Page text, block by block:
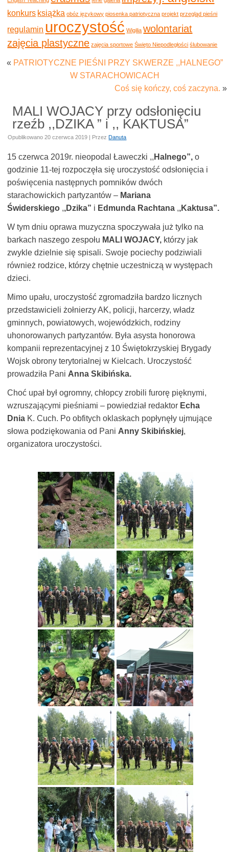
konkurs książka obóz językowy piosenka patriotyczna projekt przegląd pieśni
regulamin uroczystość Wigilia wolontariat
zajęcia plastyczne zajęcia sportowe Święto Niepodległości ślubowanie
« PATRIOTYCZNE PIEŚNI PRZY SKWERZE ,,HALNEGO”
W STARACHOWICACH
Coś się kończy, coś zaczyna. »
MALI WOJACY przy odsłonięciu
rzeźb ,,DZIKA ” i ,, KAKTUSA”
Opublikowano 20 czerwca 2019 | Przez Danuta
15 czerwca 2019r. nieopodal Ławeczki ,, Halnego”, o
godzinie 11-tej rozpoczęła się uroczystość odsłonięcia i
poświęcenia następnych pomników dwóch
starachowickich partyzantów – Mariana
Świderskiego ,,Dzika” i Edmunda Rachtana ,,Kaktusa”.
W tym dniu oprawa muzyczna spoczywała już tylko na
barkach naszego zespołu MALI WOJACY, którzy jak
zwykle dzielnie się spisali. Swoje pociechy podziwiali
również rodzice, którzy chętnie uczestniczą w występach
dzieci.
Mimo upału, uroczystość zgromadziła bardzo licznych
przedstawicieli żołnierzy AK, policji, harcerzy, władz
gminnych, powiatowych, wojewódzkich, rodziny
uhonorowanych partyzantów. Była asysta honorowa
kompanii reprezentacyjnej z 10 Świętokrzyskiej Brygady
Wojsk obrony terytorialnej w Kielcach. Uroczystość
prowadziła Pani Anna Skibińska.
Choć upał był ogromny, chłopcy zrobili furorę pięknymi,
wzruszającymi pieśniami – powiedział redaktor Echa
Dnia K. Cuch. Po obfitych oklaskach popłynęły ujmujące
słowa podziękowania od Pani Anny Skibińskiej,
organizatora uroczystości.